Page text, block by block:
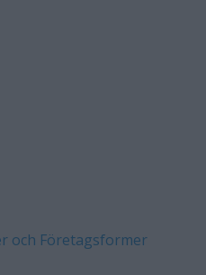
och Företagsformer